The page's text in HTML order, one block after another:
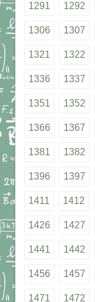
1291 1292
1306 1307
1321 1322
1336 1337
1351 1352
1366 1367
1381 1382
1396 1397
1411 1412
1426 1427
1441 1442
1456 1457
1471 1472